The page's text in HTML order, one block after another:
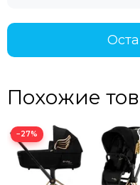
Похожие
−27%